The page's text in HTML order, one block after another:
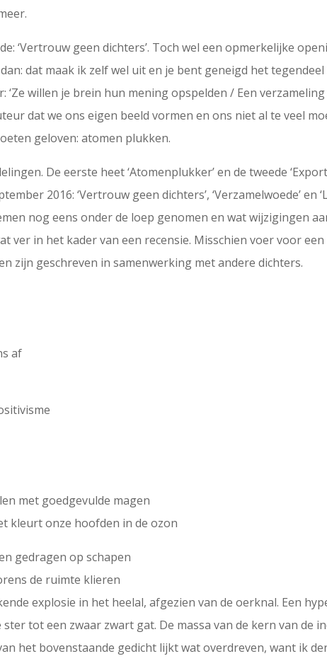
‘Vertrouw geen dichters’. Toch wel een opmerkelijke
dat maak ik zelf wel uit en je bent geneigd het
‘Ze willen je brein hun mening opspelden / Een
dat we ons eigen beeld vormen en ons niet al te veel
geloven: atomen plukken.
De eerste heet ‘Atomenplukker’ en de tweede
2016: ‘Vertrouw geen dichters’, ‘Verzamelwoede’ en
nog eens onder de loep genomen en wat wijzigingen
ver in het kader van een recensie. Misschien voer voor
zijn geschreven in samenwerking met andere dichters.
af
met goedgevulde magen
kleurt onze hoofden in de ozon
gedragen op schapen
de ruimte klieren
explosie in het heelal, afgezien van de oerknal. Een
tot een zwaar zwart gat. De massa van de kern van de
het bovenstaande gedicht lijkt wat overdreven, want ik